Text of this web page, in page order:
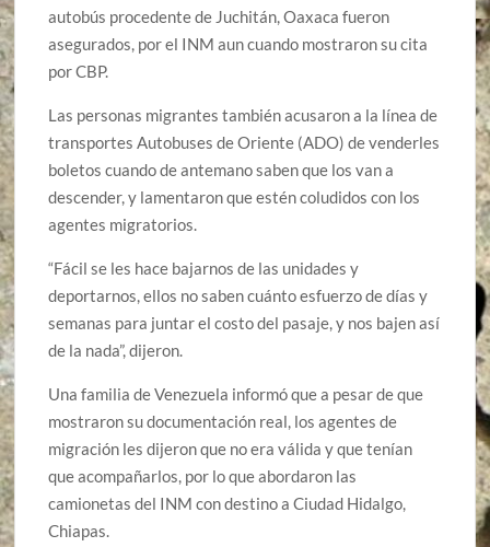
autobús procedente de Juchitán, Oaxaca fueron
asegurados, por el INM aun cuando mostraron su cita
por CBP.
Las personas migrantes también acusaron a la línea de
transportes Autobuses de Oriente (ADO) de venderles
boletos cuando de antemano saben que los van a
descender, y lamentaron que estén coludidos con los
agentes migratorios.
“Fácil se les hace bajarnos de las unidades y
deportarnos, ellos no saben cuánto esfuerzo de días y
semanas para juntar el costo del pasaje, y nos bajen así
de la nada”, dijeron.
Una familia de Venezuela informó que a pesar de que
mostraron su documentación real, los agentes de
migración les dijeron que no era válida y que tenían
que acompañarlos, por lo que abordaron las
camionetas del INM con destino a Ciudad Hidalgo,
Chiapas.